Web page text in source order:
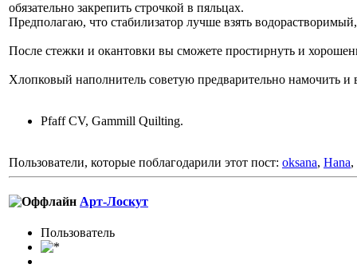
обязательно закрепить строчкой в пяльцах.
Предполагаю, что стабилизатор лучше взять
После стежки и окантовки вы сможете простирнуть и
Хлопковый наполнитель советую предварительно намочить и
Pfaff CV, Gammill Quilting.
Пользователи, которые поблагодарили этот пост: oksana, Hana,
Арт-Лоскут
Пользовaтeль